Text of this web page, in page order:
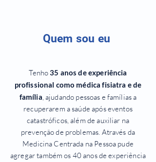
Quem sou eu
Tenho35 anos de experiência
profissional como médica fisiatra e de
família, ajudando pessoas e famílias a
recuperarem a saúde após eventos
catastróficos, além de auxiliar na
prevenção de problemas. Através da
Medicina Centrada na Pessoa pude
agregar também os 40 anos de experiência